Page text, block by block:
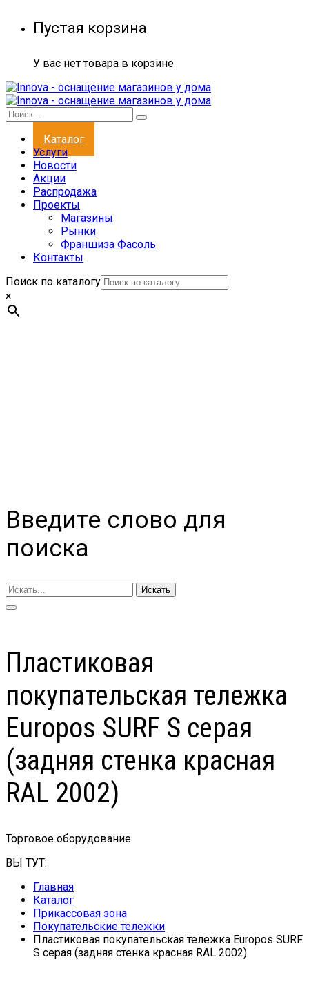
Пустая корзина
У вас нет товара в корзине
Каталог
Услуги
Новости
Акции
Распродажа
Проекты
Магазины
Рынки
Франшиза Фасоль
Контакты
Поиск по каталогу
×
Введите слово для
поиска
Искать
Пластиковая
покупательская тележка
Europos SURF S серая
(задняя стенка красная
RAL 2002)
Торговое оборудование
ВЫ ТУТ:
Главная
Каталог
Прикассовая зона
Покупательские тележки
Пластиковая покупательская тележка Europos SURF
S серая (задняя стенка красная RAL 2002)